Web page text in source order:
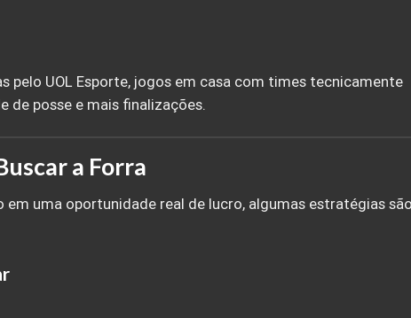
pelo UOL Esporte, jogos em casa com times tecnicamente
de posse e mais finalizações.
a Forra
uma oportunidade real de lucro, algumas estratégias